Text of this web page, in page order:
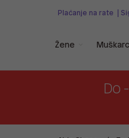
Plaćanje na rate
Žene Muškarci
Do